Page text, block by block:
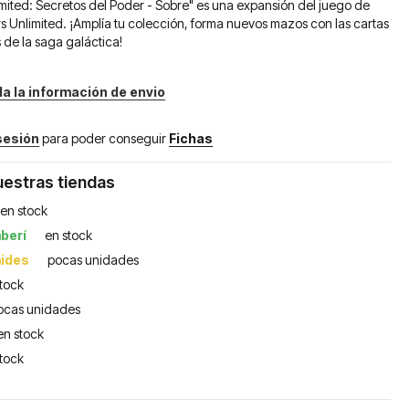
Secretos del Poder - Sobre" es una expansión del juego de
Unlimited. ¡Amplía tu colección, forma nuevos mazos con las cartas
la saga galáctica!
la información de envio
para poder conseguir Fichas
tiendas
en stock
en stock
pocas unidades
unidades
stock